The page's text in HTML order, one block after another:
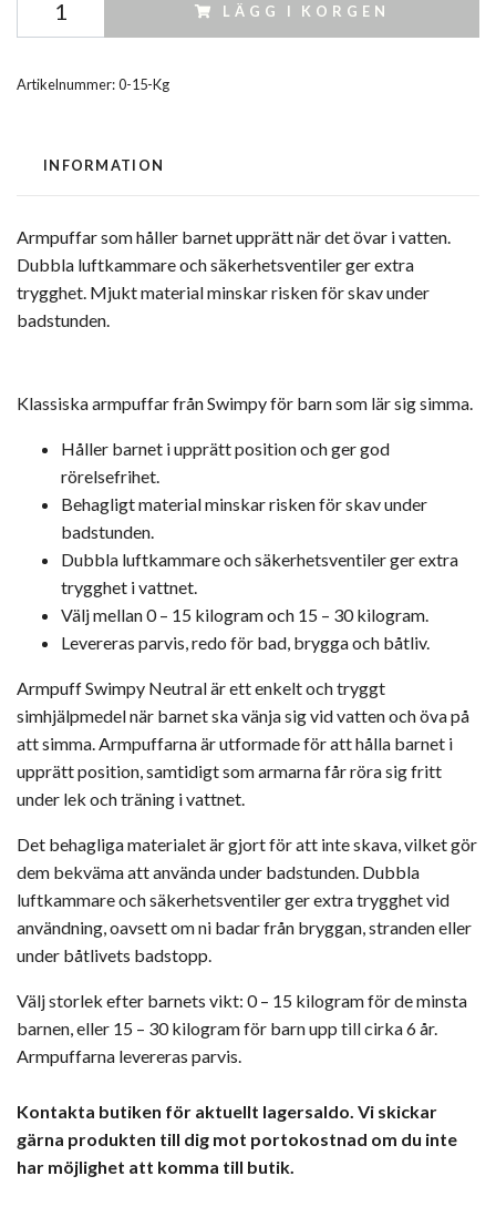
LÄGG I KORGEN
Artikelnummer:0-15-Kg
INFORMATION
Armpuffar som håller barnet upprätt när det övar i vatten.
Dubbla luftkammare och säkerhetsventiler ger extra
trygghet. Mjukt material minskar risken för skav under
badstunden.
Klassiska armpuffar från Swimpy för barn som lär sig simma.
Håller barnet i upprätt position och ger god
rörelsefrihet.
Behagligt material minskar risken för skav under
badstunden.
Dubbla luftkammare och säkerhetsventiler ger extra
trygghet i vattnet.
Välj mellan 0 – 15 kilogram och 15 – 30 kilogram.
Levereras parvis, redo för bad, brygga och båtliv.
Armpuff Swimpy Neutral är ett enkelt och tryggt
simhjälpmedel när barnet ska vänja sig vid vatten och öva på
att simma. Armpuffarna är utformade för att hålla barnet i
upprätt position, samtidigt som armarna får röra sig fritt
under lek och träning i vattnet.
Det behagliga materialet är gjort för att inte skava, vilket gör
dem bekväma att använda under badstunden. Dubbla
luftkammare och säkerhetsventiler ger extra trygghet vid
användning, oavsett om ni badar från bryggan, stranden eller
under båtlivets badstopp.
Välj storlek efter barnets vikt: 0 – 15 kilogram för de minsta
barnen, eller 15 – 30 kilogram för barn upp till cirka 6 år.
Armpuffarna levereras parvis.
Kontakta butiken för aktuellt lagersaldo. Vi skickar
gärna produkten till dig mot portokostnad om du inte
har möjlighet att komma till butik.